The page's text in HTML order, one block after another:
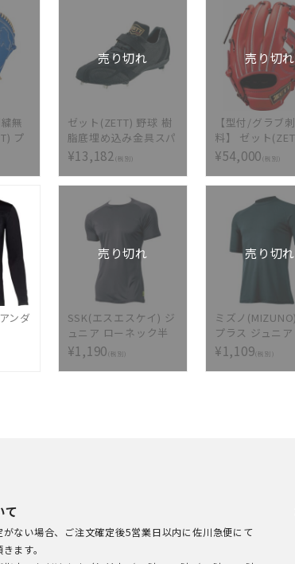
無
プ
グ
手
[
ラ
色
売り切れ
ゼット(ZETT) 野球 樹
脂底埋め込み金具スパ
イク 埋め込み金具ス
パイク プロステイタ
ス 源田モデル
BSR2976-1919
¥13,182 (税別)
売り切れ
【型付/グラブ
料】 ゼット
式グラブ グロー
ロステイタスSE
ズ 二塁手遊撃
宮タイプ
5837 [ 型付け無
式グラブ刺繍2
料(単色のみ)※
り・影付きの場
ヶ所+3300円(税
¥54,000(税別)
ンダ
売り切れ
SSK(エスエスケイ) ジ
ュニア ローネック半
袖アンダーシャツ
SCF170LHJ-90
¥1,190(税別)
売り切れ
ミズノ
プラス ジュニ
半袖アンダーシ
12JA5P5234
¥1,109(税別)
て
がない場合、ご注文確定後5営業日以内に佐川急便にて
ます。